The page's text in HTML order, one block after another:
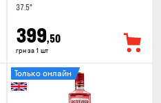
37.5°
399,50
грн за 1 шт
Только онлайн